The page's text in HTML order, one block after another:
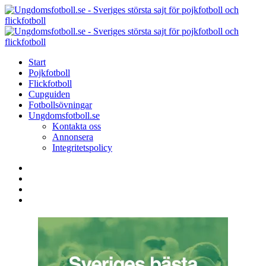
Menu
Search
Menu
Start
Pojkfotboll
Flickfotboll
Cupguiden
Fotbollsövningar
Ungdomsfotboll.se
Kontakta oss
Annonsera
Integritetspolicy